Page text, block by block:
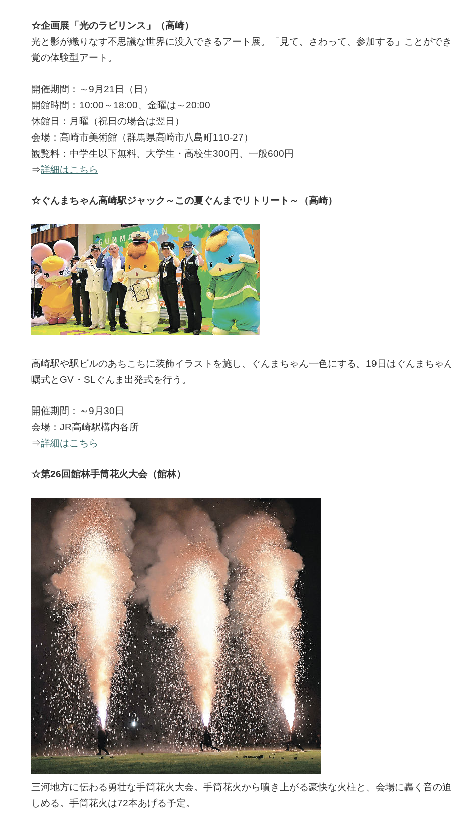
☆企画展「光のラビリンス」（高崎）
光と影が織りなす不思議な世界に没入できるアート展。「見て、さわって、参加する」ことがで
覚の体験型アート。
開催期間：～9月21日（日）
開館時間：10:00～18:00、金曜は～20:00
休館日：月曜（祝日の場合は翌日）
会場：高崎市美術館（群馬県高崎市八島町110-27）
観覧料：中学生以下無料、大学生・高校生300円、一般600円
⇒詳細はこちら
☆ぐんまちゃん高崎駅ジャック～この夏ぐんまでリトリート～（高崎）
高崎駅や駅ビルのあちこちに装飾イラストを施し、ぐんまちゃん一色にする。19日はぐんまちゃ
嘱式とGV・SLぐんま出発式を行う。
開催期間：～9月30日
会場：JR高崎駅構内各所
⇒詳細はこちら
☆第26回館林手筒花火大会（館林）
三河地方に伝わる勇壮な手筒花火大会。手筒花火から噴き上がる豪快な火柱と、会場に轟く音の
しめる。手筒花火は72本あげる予定。